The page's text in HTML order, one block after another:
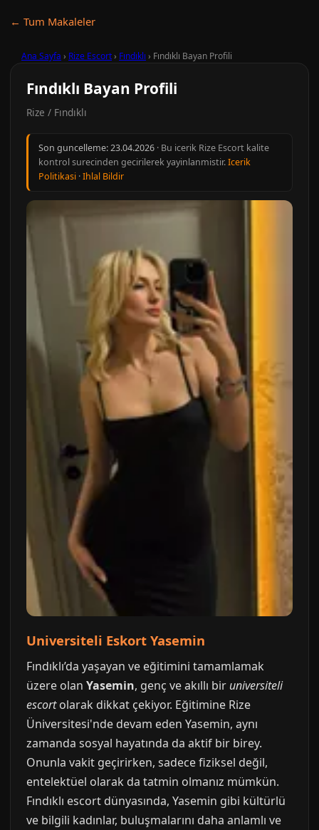
← Tum Makaleler
Ana Sayfa › Rize Escort› Fındıklı › Fındıklı Bayan Profili
Fındıklı Bayan Profili
Rize / Fındıklı
Son guncelleme:23.04.2026 · Bu icerik Rize Escort kalite
kontrol surecinden gecirilerek yayinlanmistir.Icerik
Politikasi ·Ihlal Bildir
Universiteli Eskort Yasemin
Fındıklı’da yaşayan ve eğitimini tamamlamak
üzere olan Yasemin, genç ve akıllı bir universiteli
escortolarak dikkat çekiyor. Eğitimine Rize
Üniversitesi'nde devam eden Yasemin, aynı
zamanda sosyal hayatında da aktif bir birey.
Onunla vakit geçirirken, sadece fiziksel değil,
entelektüel olarak da tatmin olmanız mümkün.
Fındıklı escort dünyasında, Yasemin gibi kültürlü
ve bilgili kadınlar, buluşmalarını daha anlamlı ve